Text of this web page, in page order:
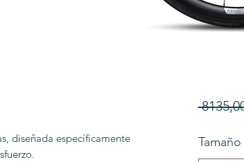
diseñada específicamente
Tamaño